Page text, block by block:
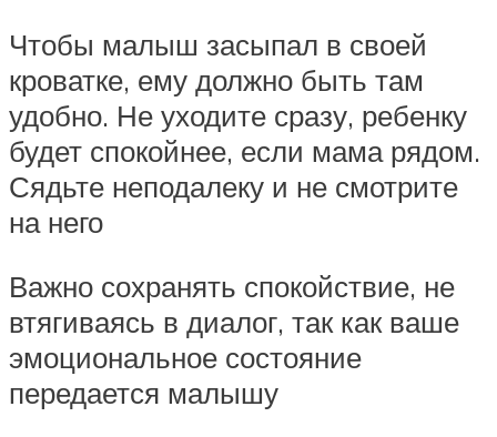
Чтобы малыш засыпал в своей
кроватке, ему должно быть там
удобно. Не уходите сразу, ребенку
будет спокойнее, если мама рядом.
Сядьте неподалеку и не смотрите
на него
Важно сохранять спокойствие, не
втягиваясь в диалог, так как ваше
эмоциональное состояние
передается малышу